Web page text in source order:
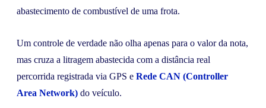
abastecimento de combustível de uma frota.
Um controle de verdade não olha apenas para o valor da nota,
mas cruza a litragem abastecida com a distância real
percorrida registrada via GPS e Rede CAN (Controller
Area Network) do veículo.